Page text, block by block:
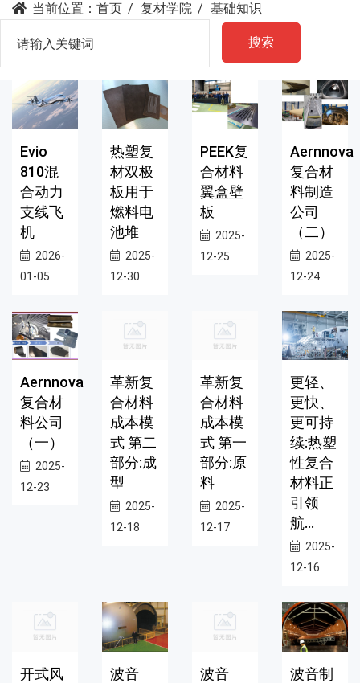
当前位置： 首页 复材学院 基础知识
搜索
Evio
810混
合动力
支线飞
机
2026-
01-05
热塑复
材双极
板用于
燃料电
池堆
2025-
12-30
PEEK复
合材料
翼盒壁
板
2025-
12-25
Aernnova
复合材
料制造
公司
（二）
2025-
12-24
Aernnova
复合材
料公司
（一）
2025-
12-23
革新复
合材料
成本模
式 第二
部分:成
型
2025-
12-18
革新复
合材料
成本模
式 第一
部分:原
料
2025-
12-17
更轻、
更快、
更可持
续:热塑
性复合
材料正
引领
航...
2025-
12-16
开式风
波音
波音
波音制